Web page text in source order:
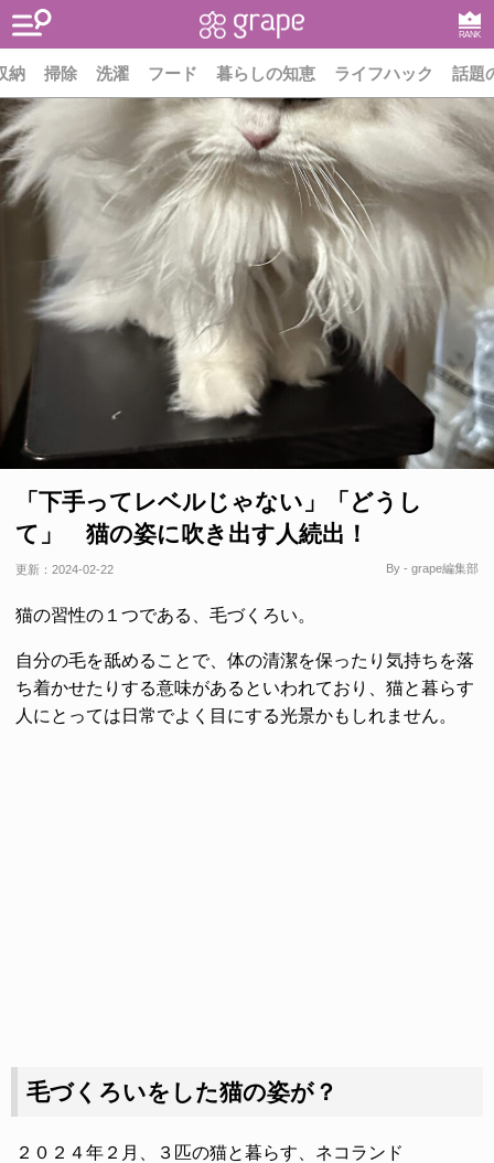
RANK
納 掃除 洗濯 フード 暮らしの知恵 ライフハック 話題
「下手ってレベルじゃない」「どうし
て」 猫の姿に吹き出す人続出！
更新： 2024-02-22 By - grape編集部
猫の習性の１つである、毛づくろい。
自分の毛を舐めることで、体の清潔を保ったり気持ちを落
ち着かせたりする意味があるといわれており、猫と暮らす
人にとっては日常でよく目にする光景かもしれません。
毛づくろいをした猫の姿が？
２０２４年２月、３匹の猫と暮らす、ネコランド